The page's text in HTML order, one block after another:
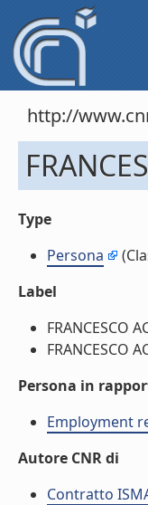
http://
Type
Persona
Label
FRANCESCO
FRANCESCO
Persona in
Employment
Autore CNR di
Contratto